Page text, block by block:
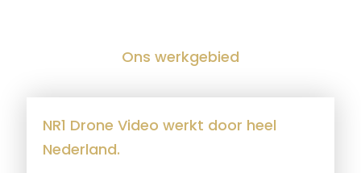
Ons werkgebied
NR1 Drone Video werkt door heel
Nederland.